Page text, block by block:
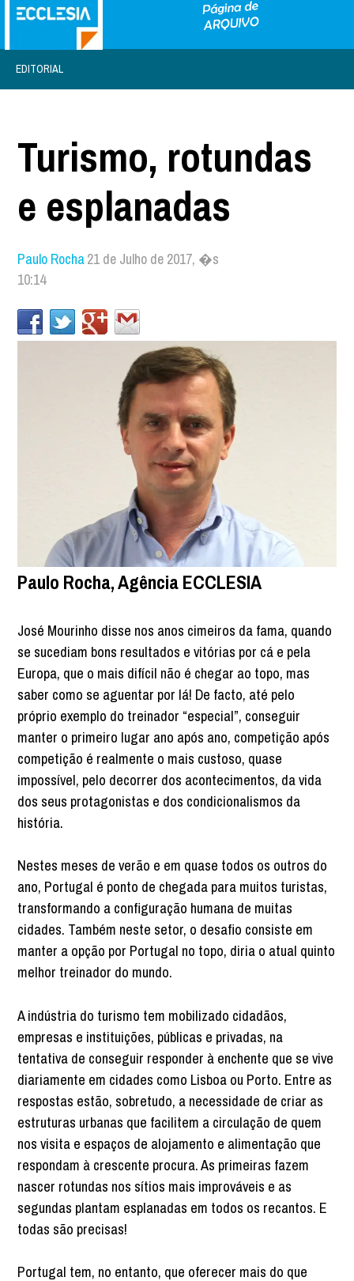
EDITORIAL
Turismo, rotundas
e esplanadas
Paulo Rocha21 de Julho de 2017, �s
10:14
Paulo Rocha, Agência ECCLESIA
José Mourinho disse nos anos cimeiros da fama, quando
se sucediam bons resultados e vitórias por cá e pela
Europa, que o mais difícil não é chegar ao topo, mas
saber como se aguentar por lá! De facto, até pelo
próprio exemplo do treinador “especial”, conseguir
manter o primeiro lugar ano após ano, competição após
competição é realmente o mais custoso, quase
impossível, pelo decorrer dos acontecimentos, da vida
dos seus protagonistas e dos condicionalismos da
história.
Nestes meses de verão e em quase todos os outros do
ano, Portugal é ponto de chegada para muitos turistas,
transformando a configuração humana de muitas
cidades. Também neste setor, o desafio consiste em
manter a opção por Portugal no topo, diria o atual quinto
melhor treinador do mundo.
A indústria do turismo tem mobilizado cidadãos,
empresas e instituições, públicas e privadas, na
tentativa de conseguir responder à enchente que se vive
diariamente em cidades como Lisboa ou Porto. Entre as
respostas estão, sobretudo, a necessidade de criar as
estruturas urbanas que facilitem a circulação de quem
nos visita e espaços de alojamento e alimentação que
respondam à crescente procura. As primeiras fazem
nascer rotundas nos sítios mais improváveis e as
segundas plantam esplanadas em todos os recantos. E
todas são precisas!
Portugal tem, no entanto, que oferecer mais do que